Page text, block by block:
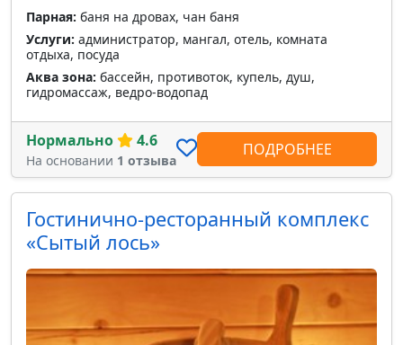
Парная: баня на дровах, чан баня
Услуги: администратор, мангал, отель, комната
отдыха, посуда
Аква зона: бассейн, противоток, купель, душ,
гидромассаж, ведро-водопад
Нормально 4.6
На основании 1 отзыва
ПОДРОБНЕЕ
Гостинично-ресторанный комплекс
«Сытый лось»